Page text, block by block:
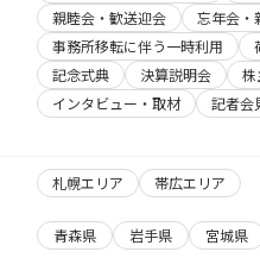
親睦会・歓送迎会
忘年会・
事務所移転に伴う一時利用
記念式典
決算説明会 株
インタビュー・取材
記者会
札幌エリア 帯広エリア
青森県 岩手県 宮城県